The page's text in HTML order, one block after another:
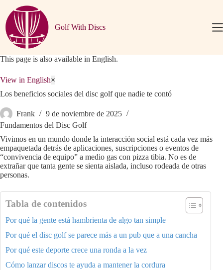
contenido
Golf With Discs
This page is also available in English.
View in English×
Los beneficios sociales del disc golf que nadie te contó
Frank
9 de noviembre de 2025
Fundamentos del Disc Golf
Vivimos en un mundo donde la interacción social está cada vez más
empaquetada detrás de aplicaciones, suscripciones o eventos de
“convivencia de equipo” a medio gas con pizza tibia. No es de
extrañar que tanta gente se sienta aislada, incluso rodeada de otras
personas.
Tabla de contenidos
Por qué la gente está hambrienta de algo tan simple
Por qué el disc golf se parece más a un pub que a una cancha
Por qué este deporte crece una ronda a la vez
Cómo lanzar discos te ayuda a mantener la cordura